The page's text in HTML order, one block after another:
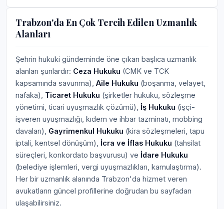
Trabzon'da En Çok Tercih Edilen Uzmanlık
Alanları
Şehrin hukuki gündeminde öne çıkan başlıca uzmanlık
alanları şunlardır: Ceza Hukuku (CMK ve TCK
kapsamında savunma), Aile Hukuku (boşanma, velayet,
nafaka), Ticaret Hukuku (şirketler hukuku, sözleşme
yönetimi, ticari uyuşmazlık çözümü), İş Hukuku (işçi-
işveren uyuşmazlığı, kıdem ve ihbar tazminatı, mobbing
davaları), Gayrimenkul Hukuku (kira sözleşmeleri, tapu
iptali, kentsel dönüşüm), İcra ve İflas Hukuku (tahsilat
süreçleri, konkordato başvurusu) ve İdare Hukuku
(belediye işlemleri, vergi uyuşmazlıkları, kamulaştırma).
Her bir uzmanlık alanında Trabzon'da hizmet veren
avukatların güncel profillerine doğrudan bu sayfadan
ulaşabilirsiniz.